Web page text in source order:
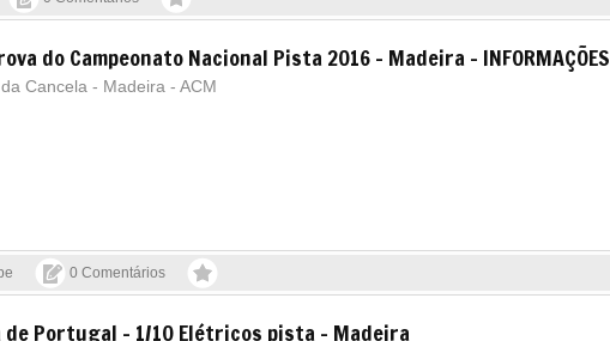
do Campeonato Nacional Pista 2016 - Madeira - INFORMAÇÕES
Cancela - Madeira - ACM
0 Comentários
de Portugal - 1/10 Elétricos pista - Madeira